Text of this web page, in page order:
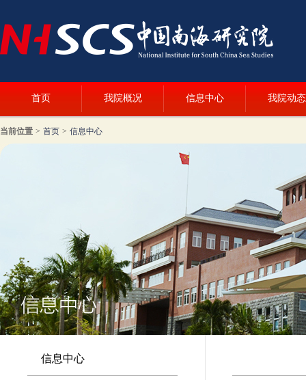
首页 我院概况 信息中心 我院动态
当前位置 > 首页 > 信息中心
信息中心